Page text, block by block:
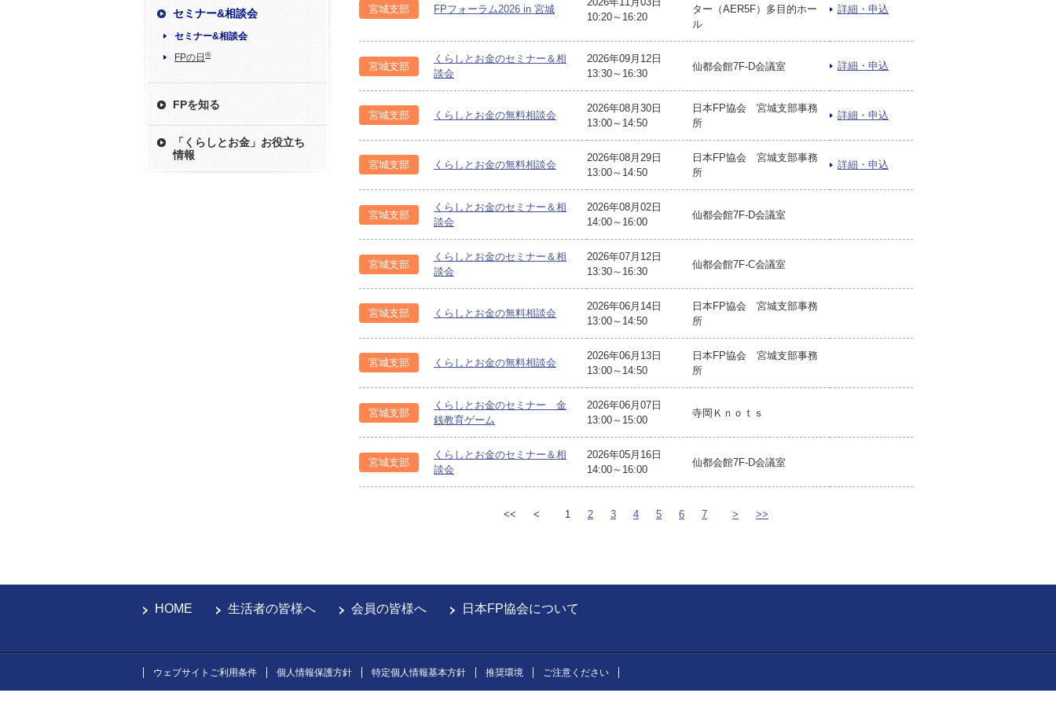
セミナー&相談会
セミナー&相談会
FPの日 ®
FPを知る
「くらしとお金」お役立ち
情報
宮城支部 FPフォーラム2026 in 宮城
10:20～16:20
ター（AER5F）多目的ホー
ル
詳細・申込
宮城支部
くらしとお金のセミナー＆相
談会
2026年09月12日
13:30～16:30
仙都会館7F-D会議室 詳細・申込
宮城支部 くらしとお金の無料相談会
2026年08月30日
13:00～14:50
日本FP協会 宮城支部事務
所
詳細・申込
宮城支部 くらしとお金の無料相談会
2026年08月29日
13:00～14:50
日本FP協会 宮城支部事務
所
詳細・申込
宮城支部
くらしとお金のセミナー＆相
談会
2026年08月02日
14:00～16:00
仙都会館7F-D会議室
宮城支部
くらしとお金のセミナー＆相
談会
2026年07月12日
13:30～16:30
仙都会館7F-C会議室
宮城支部 くらしとお金の無料相談会
2026年06月14日
13:00～14:50
日本FP協会 宮城支部事務
所
宮城支部 くらしとお金の無料相談会
2026年06月13日
13:00～14:50
日本FP協会 宮城支部事務
所
宮城支部
くらしとお金のセミナー 金
銭教育ゲーム
2026年06月07日
13:00～15:00
寺岡Ｋｎｏｔｓ
宮城支部
くらしとお金のセミナー＆相
談会
2026年05月16日
14:00～16:00
仙都会館7F-D会議室
<< < 1 2 3 4 5 6 7 > >>
HOME 生活者の皆様へ 会員の皆様へ 日本FP協会について
ウェブサイトご利用条件 個人情報保護方針 特定個人情報基本方針 推奨環境 ご注意ください